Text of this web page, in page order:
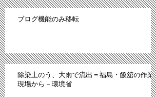
ブログ機能のみ移転
除染土のう、大雨で流出＝福島・飯舘の作業
現場から－環境省